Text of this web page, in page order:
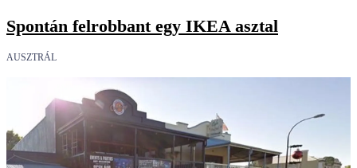
Spontán felrobbant egy IKEA asztal
AUSZTRÁL